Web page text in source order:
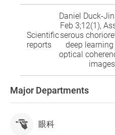
Scientific
reports
Daniel Duck-
Feb 3;12(1),
serous
deep
optical
Major Departments
眼科